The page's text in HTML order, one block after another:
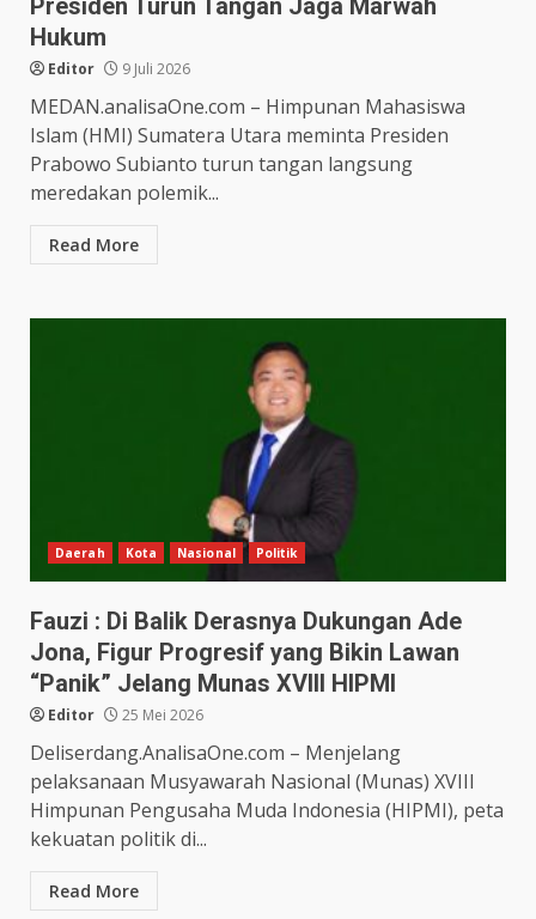
Presiden Turun Tangan Jaga Marwah
Hukum
Editor 9 Juli 2026
MEDAN.analisaOne.com – Himpunan Mahasiswa
Islam (HMI) Sumatera Utara meminta Presiden
Prabowo Subianto turun tangan langsung
meredakan polemik...
Read More
Daerah Kota Nasional Politik
Fauzi : Di Balik Derasnya Dukungan Ade
Jona, Figur Progresif yang Bikin Lawan
“Panik” Jelang Munas XVIII HIPMI
Editor 25 Mei 2026
Deliserdang.AnalisaOne.com – Menjelang
pelaksanaan Musyawarah Nasional (Munas) XVIII
Himpunan Pengusaha Muda Indonesia (HIPMI), peta
kekuatan politik di...
Read More